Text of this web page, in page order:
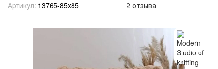
Артикул: 13765-85х85 2 отзыва